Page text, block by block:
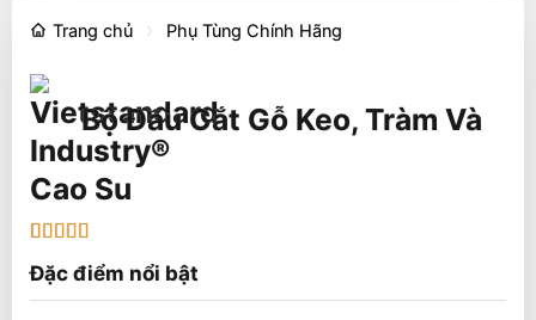
Trang chủ Phụ Tùng Chính Hãng
Bộ Đầu Cắt Gỗ Keo, Tràm Và
Cao Su
trên 5
dựa trên
đánh giá
Đặc điểm nổi bật